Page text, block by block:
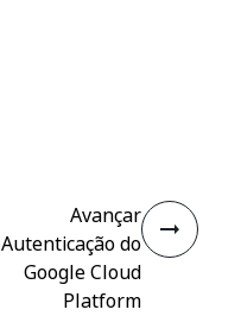
Avançar
Autenticação do
Google Cloud
Platform